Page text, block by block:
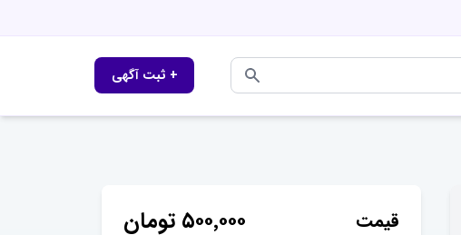
+ ثبت آگهی
قیمت ۵۰۰٬۰۰۰ تومان